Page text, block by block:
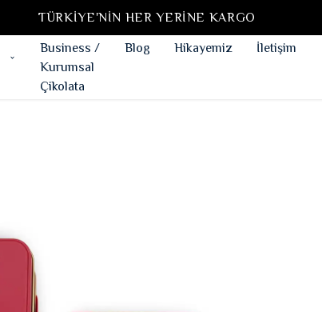
TÜRKIYE'NIN HER YERINE KARGO
Business /
Kurumsal
Çikolata
Blog Hikayemiz İletişim